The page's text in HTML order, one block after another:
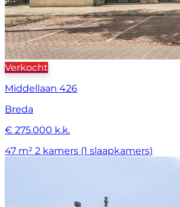
Verkocht
Middellaan 426
Breda
€ 275.000 k.k.
47 m² 2 kamers (1 slaapkamers)